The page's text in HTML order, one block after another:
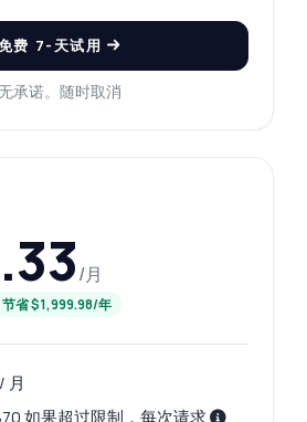
费 7-天试用
承诺。随时取消
/月
节省 $1,999.98/年
月
如果超过限制，每次请求
码 API 的任何问题都可以问
、集成技巧，应有尽有。
卡车吗?
？
AI 回答 · 我倾向于询问支持